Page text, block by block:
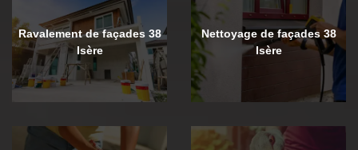
Ravalement de façades 38
Isère
Nettoyage de façades 38
Isère